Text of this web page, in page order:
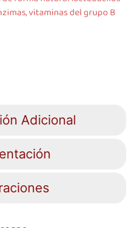
vitaminas del grupo B
Adicional